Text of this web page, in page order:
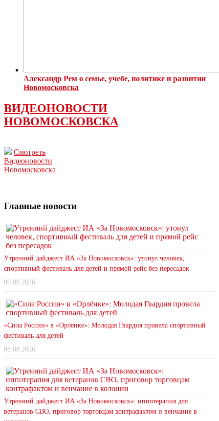
Александр Рем о семье, учебе, политике и развитии
Новомосковска
ВИДЕОНОВОСТИ
НОВОМОСКОВСКА
Смотреть
Видеоновости
Новомосковска
Главные новости
Утренний дайджест ИА «За Новомосковск»: утонул человек,
спортивный фестиваль для детей и прямой рейс без пересадок
09.08.2026
«Сила России» в «Орлёнке»: Молодая Гвардия провела спортивный
фестиваль для детей
08.08.2026
Утренний дайджест ИА «За Новомосковск»: иппотерапия для
ветеранов СВО, приговор торговцам контрафактом и венчание в